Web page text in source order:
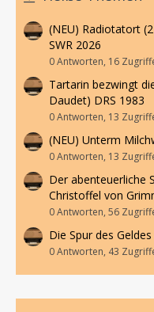
(NEU) Radiotatort
SWR 2026
0 Antworten, 16
Tartarin bezwingt
Daudet) DRS 1983
0 Antworten, 13
(NEU) Unterm
0 Antworten, 13
Der abenteuerliche
Christoffel von
0 Antworten, 56
Die Spur des
0 Antworten, 43